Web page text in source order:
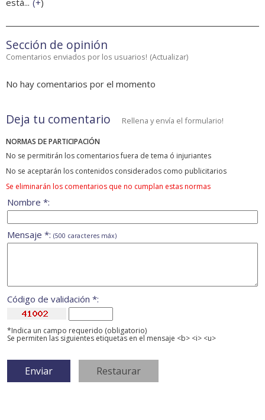
está... (+)
Sección de opinión
Comentarios enviados por los usuarios! (Actualizar)
No hay comentarios por el momento
Deja tu comentario Rellena y envía el formulario!
NORMAS DE PARTICIPACIÓN
No se permitirán los comentarios fuera de tema ó injuriantes
No se aceptarán los contenidos considerados como publicitarios
Se eliminarán los comentarios que no cumplan estas normas
Nombre *:
Mensaje *: (500 caracteres máx)
Código de validación *:
*Indica un campo requerido (obligatorio)
Se permiten las siguientes etiquetas en el mensaje <b> <i> <u>